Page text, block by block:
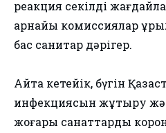
реакция секілді
арнайы комиссиялар
бас санитар дәрігер.
Айта кетейік, бүгін
инфекциясын жұқтыру
жоғары санаттарды